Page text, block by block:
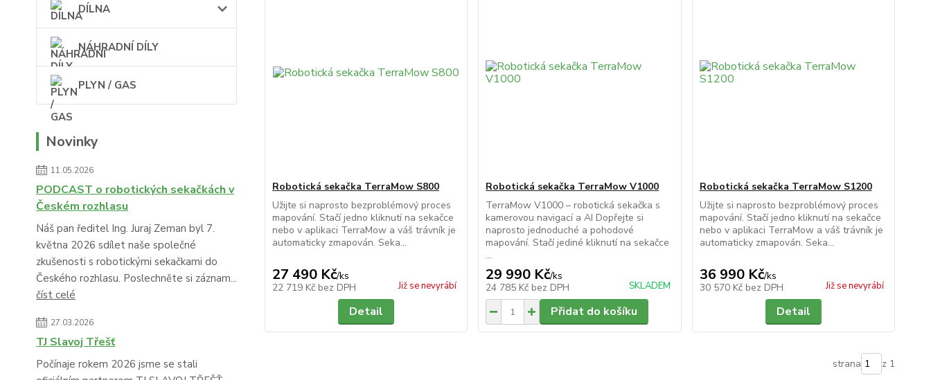
DÍLNA
NÁHRADNÍ DÍLY
PLYN / GAS
Novinky
11.05.2026
PODCAST o robotických sekačkách v
Českém rozhlasu
Náš pan ředitel Ing. Juraj Zeman byl 7.
května 2026 sdílet naše společné
zkušenosti s robotickými sekačkami do
Českého rozhlasu. Poslechněte si záznam...
číst celé
27.03.2026
TJ Slavoj Třešť
Počínaje rokem 2026 jsme se stali
Robotická sekačka TerraMow S800
Užijte si naprosto bezproblémový proces
mapování. Stačí jedno kliknutí na sekačce
nebo v aplikaci TerraMow a váš trávník je
automaticky zmapován. Seka...
27 490 Kč/ks
22 719 Kč bez DPH Již se nevyrábí
Detail
Robotická sekačka TerraMow V1000
TerraMow V1000 – robotická sekačka s
kamerovou navigací a AI Dopřejte si
naprosto jednoduché a pohodové
mapování. Stačí jediné kliknutí na sekačce
...
29 990 Kč/ks
24 785 Kč bez DPH SKLADEM
Přidat do košíku
Robotická sekačka TerraMow S1200
Užijte si naprosto bezproblémový proces
mapování. Stačí jedno kliknutí na sekačce
nebo v aplikaci TerraMow a váš trávník je
automaticky zmapován. Seka...
36 990 Kč/ks
30 570 Kč bez DPH Již se nevyrábí
Detail
strana z 1